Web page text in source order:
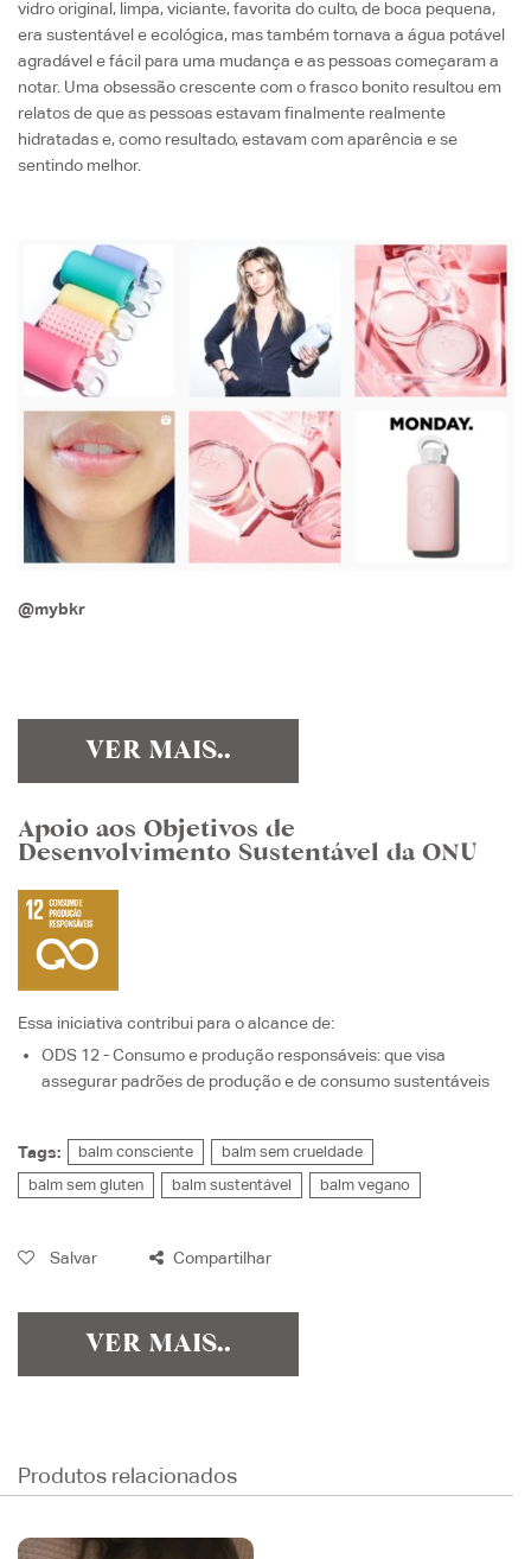
vidro original, limpa, viciante, favorita do culto, de boca pequena,
era sustentável e ecológica, mas também tornava a água potável
agradável e fácil para uma mudança e as pessoas começaram a
notar. Uma obsessão crescente com o frasco bonito resultou em
relatos de que as pessoas estavam finalmente realmente
hidratadas e, como resultado, estavam com aparência e se
sentindo melhor.
@mybkr
VER MAIS..
Apoio aos Objetivos de
Desenvolvimento Sustentável da ONU
Essa iniciativa contribui para o alcance de:
ODS 12 - Consumo e produção responsáveis: que visa
assegurar padrões de produção e de consumo sustentáveis
Tags: balm consciente
balm sem crueldade
balm sem gluten
balm sustentável balm vegano
Salvar Compartilhar
VER MAIS..
Produtos relacionados